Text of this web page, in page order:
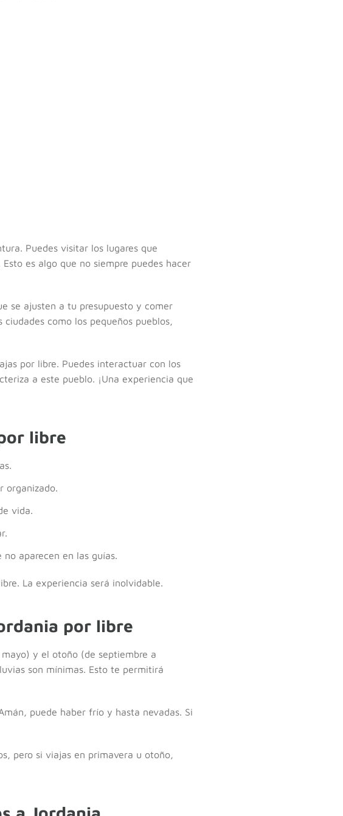
Puedes visitar los lugares que
es algo que no siempre puedes hacer
se ajusten a tu presupuesto y comer
como los pequeños pueblos,
por libre. Puedes interactuar con los
a este pueblo. ¡Una experiencia que
libre
organizado.
vida.
aparecen en las guías.
La experiencia será inolvidable.
por libre
y el otoño (de septiembre a
son mínimas. Esto te permitirá
puede haber frío y hasta nevadas. Si
pero si viajas en primavera u otoño,